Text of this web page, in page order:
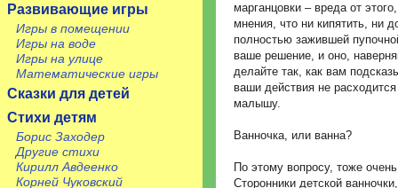
Развивающие игры
Игры в помещении
Игры на воде
Игры на улице
Математические игры
Сказки для детей
Стихи детям
Борис Заходер
Другие стихи
Кирилл Авдеенко
Корней Чуковский
марганцовки – вреда от
мнения, что ни кипятить, ни
полностью зажившей
ваше решение, и оно,
делайте так, как вам
ваши действия не
малышу.
Ванночка, или ванна?
По этому вопросу, тоже
Сторонники детской